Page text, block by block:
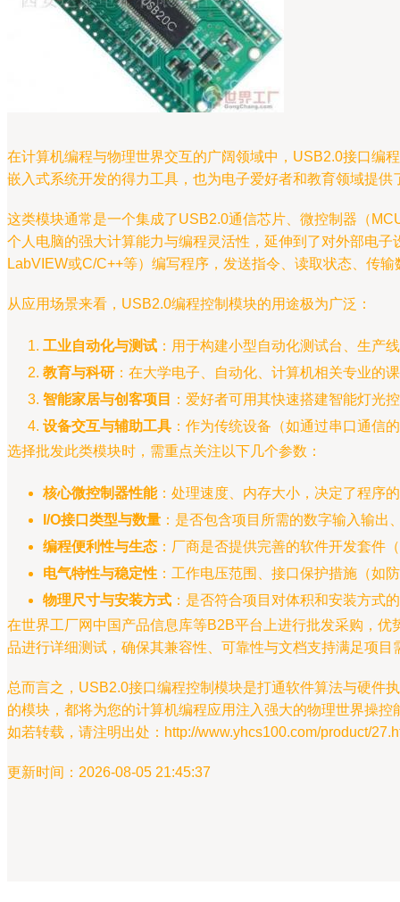
在计算机编程与物理世界交互的广阔领域中，USB2.0接口编
嵌入式系统开发的得力工具，也为电子爱好者和教育领域提供
这类模块通常是一个集成了USB2.0通信芯片、微控制器（
个人电脑的强大计算能力与编程灵活性，延伸到了对外部电
LabVIEW或C/C++等）编写程序，发送指令、读取状态、传
从应用场景来看，USB2.0编程控制模块的用途极为广泛：
工业自动化与测试 ：用于构建小型自动化测试台、生产
教育与科研 ：在大学电子、自动化、计算机相关专业的
智能家居与创客项目
：爱好者可用其快速搭建智能灯光
设备交互与辅助工具 ：作为传统设备（如通过串口通信
选择批发此类模块时，需重点关注以下几个参数：
核心微控制器性能：处理速度、内存大小，决定了程序
I/O接口类型与数量 ：是否包含项目所需的数字输入输
编程便利性与生态 ：厂商是否提供完善的软件开发套件
电气特性与稳定性 ：工作电压范围、接口保护措施（如
物理尺寸与安装方式 ：是否符合项目对体积和安装方式
在世界工厂网中国产品信息库等B2B平台上进行批发采购，
品进行详细测试，确保其兼容性、可靠性与文档支持满足项目
总而言之，USB2.0接口编程控制模块是打通软件算法与硬件
的模块，都将为您的计算机编程应用注入强大的物理世界操
如若转载，请注明出处：http://www.yhcs100.com/product/
更新时间：2026-08-05 21:45:37